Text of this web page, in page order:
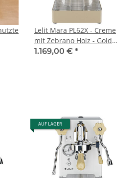
Lelit Mara PL62X - Creme
mit Zebrano Holz - Gold
Limited Edition
1.169,00 € *
AUF LAGER